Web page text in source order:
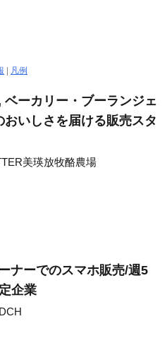
凡例
ーカリー・ブーランジェ
いしさを届ける販売スタ
美瑛放牧酪農場
ナーでのスマホ販売/週5
企業